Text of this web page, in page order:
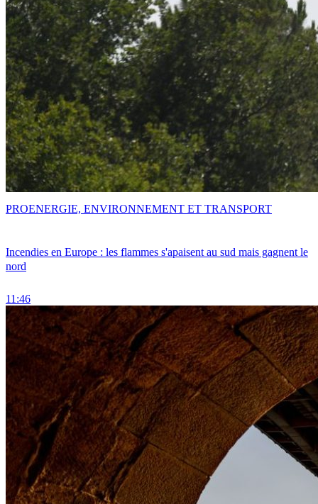
Incendies en Europe : les flammes s'apaisent au sud mais gagnent le
nord
11:46
PROENERGIE, ENVIRONNEMENT ET TRANSPORT